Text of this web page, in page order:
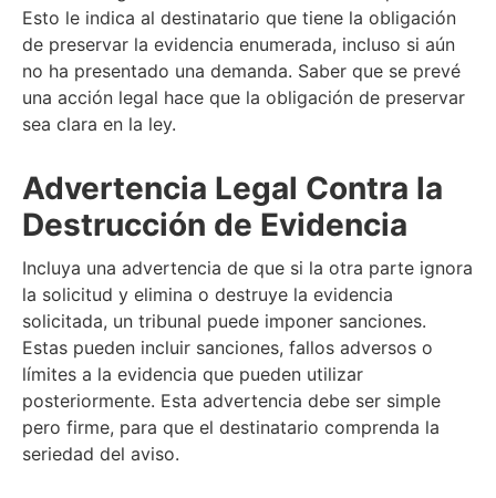
Esto le indica al destinatario que tiene la obligación
de preservar la evidencia enumerada, incluso si aún
no ha presentado una demanda. Saber que se prevé
una acción legal hace que la obligación de preservar
sea clara en la ley.
Advertencia Legal Contra la
Destrucción de Evidencia
Incluya una advertencia de que si la otra parte ignora
la solicitud y elimina o destruye la evidencia
solicitada, un tribunal puede imponer sanciones.
Estas pueden incluir sanciones, fallos adversos o
límites a la evidencia que pueden utilizar
posteriormente. Esta advertencia debe ser simple
pero firme, para que el destinatario comprenda la
seriedad del aviso.